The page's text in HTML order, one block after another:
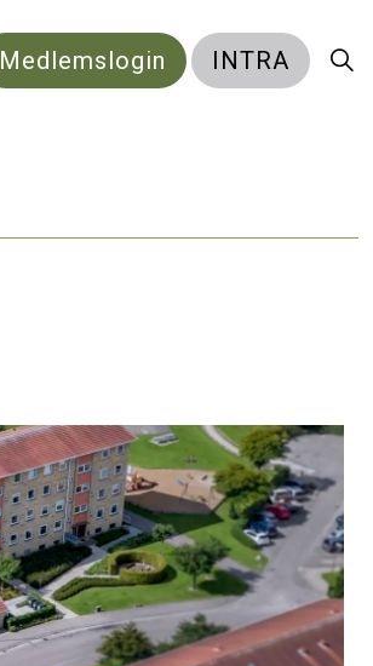
Medlemslogin INTRA